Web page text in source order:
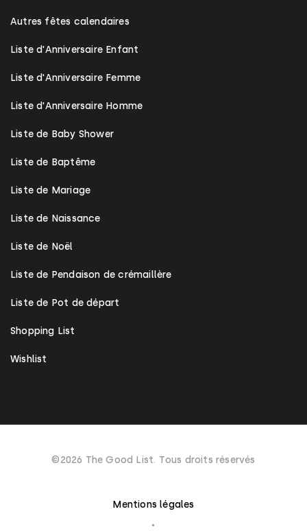
Autres fêtes calendaires
Liste d'Anniversaire Enfant
Liste d'Anniversaire Femme
Liste d'Anniversaire Homme
Liste de Baby Shower
Liste de Baptême
Liste de Mariage
Liste de Naissance
Liste de Noël
Liste de Pendaison de crémaillère
Liste de Pot de départ
Shopping List
Wishlist
©2026 The Good List. Tous droits réservés
Mentions légales